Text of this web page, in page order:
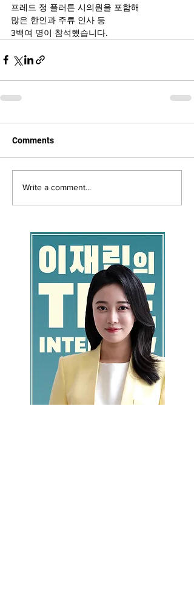
프레드 정 플러튼 시의원을 포함해
많은 한인과 주류 인사 등
3백여 명이 참석했습니다.
Comments
Write a comment...